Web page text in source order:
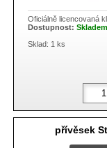
Oficiálně licencovaná
Dostupnost:Skladem
Sklad: 1 ks
přívěsek